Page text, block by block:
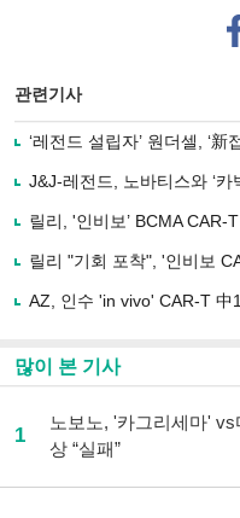
이
유
관련기사
‘레전드 설립자’ 원더셀, ‘
J&J-레전드, 노바티스와 ‘카
릴리, '인비보’ BCMA CAR-
릴리 "기회 포착", '인비보
AZ, 인수 'in vivo' CAR-T 中
많이 본 기사
1
노보노, '카그리세마'
상 “실패”